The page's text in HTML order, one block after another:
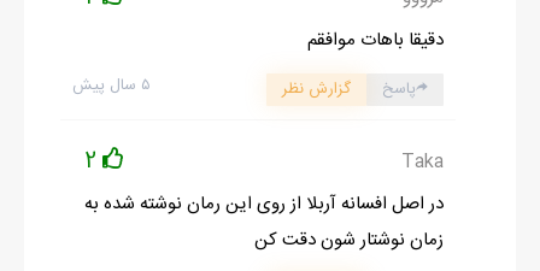
دقیقا باهات موافقم
۵ سال پیش پاسخ گزارش نظر
Taka
2
در اصل افسانه آربلا از روی این رمان نوشته شده به
زمان نوشتار شون دقت کن